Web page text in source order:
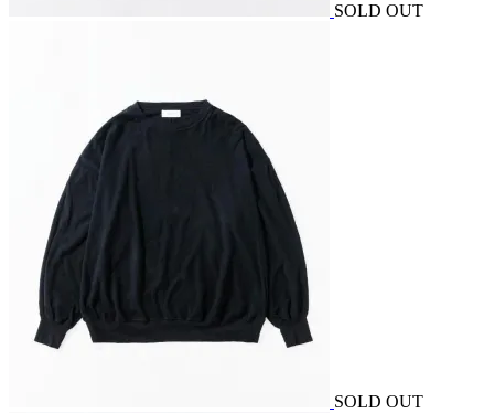
SOLD OUT
SOLD OUT